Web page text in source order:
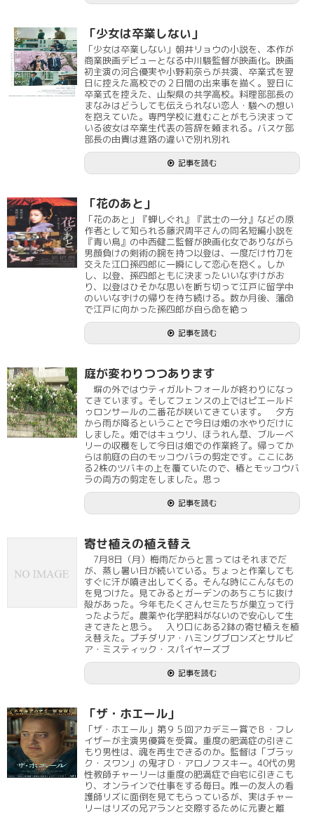
「少女は卒業しない」
「少女は卒業しない」朝井リョウの小説を、本作が
商業映画デビューとなる中川駿監督が映画化。映画
初主演の河合優実や小野莉奈らが共演、卒業式を翌
日に控えた高校での２日間の出来事を描く。翌日に
卒業式を控えた、山梨県の共学高校。料理部部長の
まなみはどうしても伝えられない恋人・駿への想い
を抱えていた。専門学校に進むことがもう決まって
いる彼女は卒業生代表の答辞を頼まれる。バスケ部
部長の由貴は進路の違いで別れ別れ
記事を読む
「花のあと」
「花のあと」『蝉しぐれ』『武士の一分』などの原
作者として知られる藤沢周平さんの同名短編小説を
『青い鳥』の中西健二監督が映画化女でありながら
男顔負けの剣術の腕を持つ以登は、一度だけ竹刀を
交えた江口孫四郎に一瞬にして恋心を抱く。しか
し、以登、孫四郎ともに決まったいいなずけがお
り、以登はひそかな思いを断ち切って江戸に留学中
のいいなずけの帰りを待ち続ける。数か月後、藩命
で江戸に向かった孫四郎が自ら命を絶っ
記事を読む
庭が変わりつつあります
塀の外ではウティガルトフォールが終わりになっ
てきています。そしてフェンスの上ではピエールド
ゥロンサールの二番花が咲いてきています。 夕方
から雨が降るということで今日は畑の水やりだけに
しました。畑ではキュウリ、ほうれん草、ブルーベ
リーの収穫をして今日は畑での作業終了。帰ってか
らは前庭の白のモッコウバラの剪定です。ここにあ
る2株のツバキの上を覆ていたので、椿とモッコウバ
ラの両方の剪定をしました。思っ
記事を読む
寄せ植えの植え替え
7月8日（月）梅雨だからと言ってはそれまでだ
が、蒸し暑い日が続いている。ちょっと作業しても
すぐに汗が噴き出してくる。そんな時にこんなもの
を見つけた。見てみるとガーデンのあちこちに抜け
殻があった。今年もたくさんセミたちが巣立って行
ったようだ。農薬や化学肥料がないので安心して生
きてきたと思う。 入り口にある2鉢の寄せ植えを植
え替えた。プチダリア・ハミングブロンズとサルビ
ア・ミスティック・スパイヤーズブ
記事を読む
「ザ・ホエール」
「ザ・ホエール」第９５回アカデミー賞でＢ・フレ
イザーが主演男優賞を受賞。重度の肥満症の引きこ
もり男性は、魂を再生できるのか。監督は「ブラッ
ク・スワン」の鬼才Ｄ・アロノフスキー。40代の男
性教師チャーリーは重度の肥満症で自宅に引きこも
り、オンラインで仕事をする毎日。唯一の友人の看
護師リズに面倒を見てもらっているが、実はチャー
リーはリズの兄アランと交際するために元妻と離